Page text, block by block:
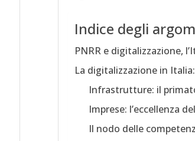
Indice degli
PNRR e digitalizzazione,
La digitalizzazione in
Infrastrutture: il
Imprese: l’eccellenza
Il nodo delle